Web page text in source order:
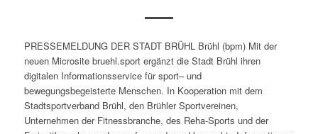
PRESSEMELDUNG DER STADT BRÜHL Brühl (bpm) Mit der
neuen Microsite bruehl.sport ergänzt die Stadt Brühl ihren
digitalen Informationsservice für sport– und
bewegungsbegeisterte Menschen. In Kooperation mit dem
Stadtsportverband Brühl, den Brühler Sportvereinen,
Unternehmen der Fitnessbranche, des Reha-Sports und der